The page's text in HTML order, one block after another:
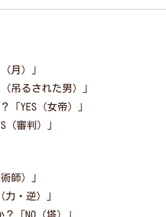
月）」
吊るされた男）」
YES（女帝）」
審判）」
師）」
力・逆）」
「NO（塔）」